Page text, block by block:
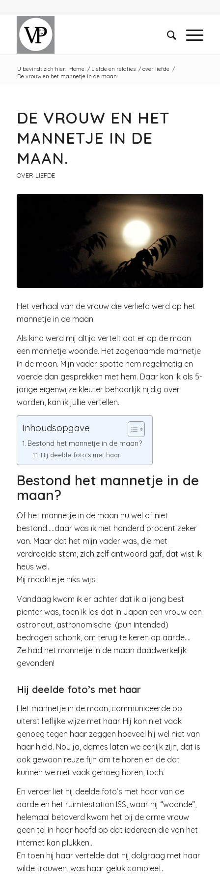
U bevindt zich hier: Home / Liefde en relaties / over liefde /
De vrouw en het mannetje in de maan.
DE VROUW EN HET
MANNETJE IN DE
MAAN.
OVER LIEFDE
Het verhaal van de vrouw die verliefd werd op het
mannetje in de maan.
Als kind werd mij altijd vertelt dat er op de maan
een mannetje woonde. Het zogenaamde mannetje
in de maan. Mijn vader spotte hem regelmatig en
voerde dan gesprekken met hem. Daar kon ik als 5-
jarige eigenwijze kleuter behoorlijk nijdig over
worden, kan ik jullie vertellen.
Inhoudsopgave
Bestond het mannetje in de maan?
Hij deelde foto’s met haar
Bestond het mannetje in de
maan?
Of het mannetje in de maan nu wel of niet
bestond…..daar was ik niet honderd procent zeker
van. Maar dat het mijn vader was, die met
verdraaide stem, zich zelf antwoord gaf, dat wist ik
heus wel.
Mij maakte je niks wijs!
Vandaag kwam ik er achter dat ik al jong best
pienter was, toen ik las dat in Japan een vrouw een
astronaut, astronomische (pun intended)
bedragen schonk, om terug te keren op aarde….
Ze had het mannetje in de maan daadwerkelijk
gevonden!
Hij deelde foto’s met haar
Het mannetje in de maan, communiceerde op
uiterst lieflijke wijze met haar. Hij kon niet vaak
genoeg tegen haar zeggen hoeveel hij wel niet van
haar hield. Nou ja, dames laten we eerlijk zijn, dat is
ook gewoon reuze fijn om te horen en de dat
kunnen we niet vaak genoeg horen, toch.
En verder liet hij deelde foto’s met haar van de
aarde en het ruimtestation ISS, waar hij “woonde”,
helemaal betoverd kwam het bij de arme vrouw
geen tel in haar hoofd op dat iedereen die van het
internet kan plukken…
En toen hij haar vertelde dat hij dolgraag met haar
wilde trouwen, was haar geluk compleet.